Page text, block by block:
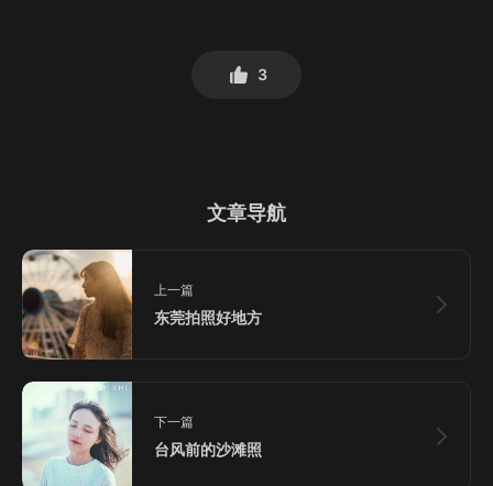
3
文章导航
上一篇
东莞拍照好地方
下一篇
台风前的沙滩照